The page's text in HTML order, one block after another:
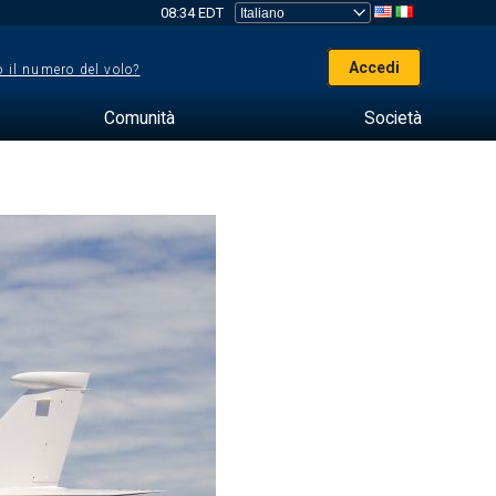
08:34 EDT
il numero del volo? Accedi
Comunità Società